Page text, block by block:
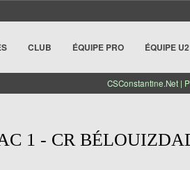
CLUB ÉQUIPE PRO ÉQUIPE
CSConstantine.Net |
1 - CR